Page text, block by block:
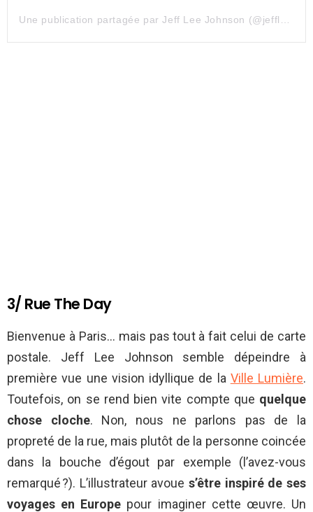
3/ Rue The Day
Bienvenue à Paris… mais pas tout à fait celui de carte
postale. Jeff Lee Johnson semble dépeindre à
première vue une vision idyllique de la Ville Lumière.
Toutefois, on se rend bien vite compte que quelque
chose cloche. Non, nous ne parlons pas de la
propreté de la rue, mais plutôt de la personne coincée
dans la bouche d’égout par exemple (l’avez-vous
remarqué ?). L’illustrateur avoue s’être inspiré de ses
voyages en Europe pour imaginer cette œuvre. Un